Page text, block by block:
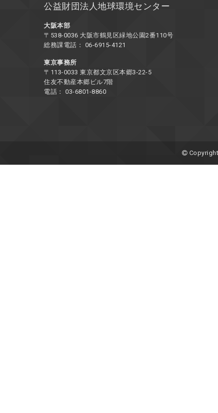
公益財団法人地球環境センター
大阪本部
〒538-0036 大阪市鶴見区緑地公園2番110号
総務課電話： 06-6915-4121
東京事務所
〒113-0033 東京都文京区本郷3-22-5
住友不動産本郷ビル7階
電話： 03-6801-8860